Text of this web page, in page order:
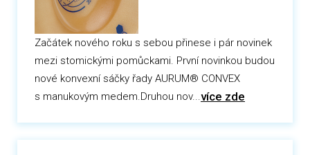
Začátek nového roku s sebou přinese i pár novinek
mezi stomickými pomůckami. První novinkou budou
nové konvexní sáčky řady AURUM® CONVEX
s manukovým medem.Druhou nov...více zde